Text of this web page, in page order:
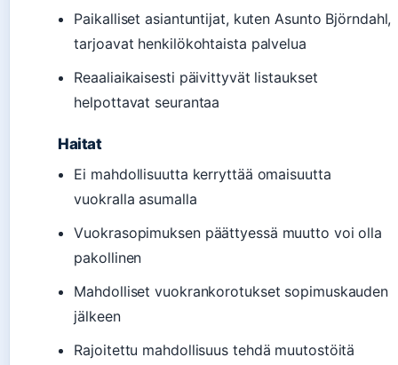
Paikalliset asiantuntijat, kuten Asunto Björndahl,
tarjoavat henkilökohtaista palvelua
Reaaliaikaisesti päivittyvät listaukset
helpottavat seurantaa
Haitat
Ei mahdollisuutta kerryttää omaisuutta
vuokralla asumalla
Vuokrasopimuksen päättyessä muutto voi olla
pakollinen
Mahdolliset vuokrankorotukset sopimuskauden
jälkeen
Rajoitettu mahdollisuus tehdä muutostöitä